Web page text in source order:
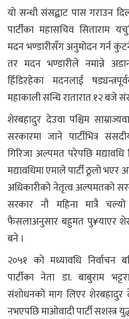
यो सन्धी संसद्बाट पास गराउन
पार्टीका महासचिव सिताराम
मदन भण्डारीसँग अनुमोदन गर्न
तर मदन भण्डारीले नमान्ने
हिँडिरहेका मदनलाई
महाकाली सन्धि रातारात १२ बजे
शेरबहादुर देउवा पश्चिम
सरकारमा जाने पार्टीभित्र
गिरिजा अल्पमत परेपछि मद्यावधि
मद्यावधिमा एमाले पार्टी ठूलो भएर
अधिकारीको नेतृत्व अल्पमतको
सरकार नौ महिना मात्रै
फैसलाअनुसार बहुमत पु¥याएर
बने ।
२०५१ को मध्यावधि निर्वाचन
पार्टीका नेता डा. बाबुराम
संशोधनको माग लिएर
नभएपछि माओवादी पार्टी सशस्त्र